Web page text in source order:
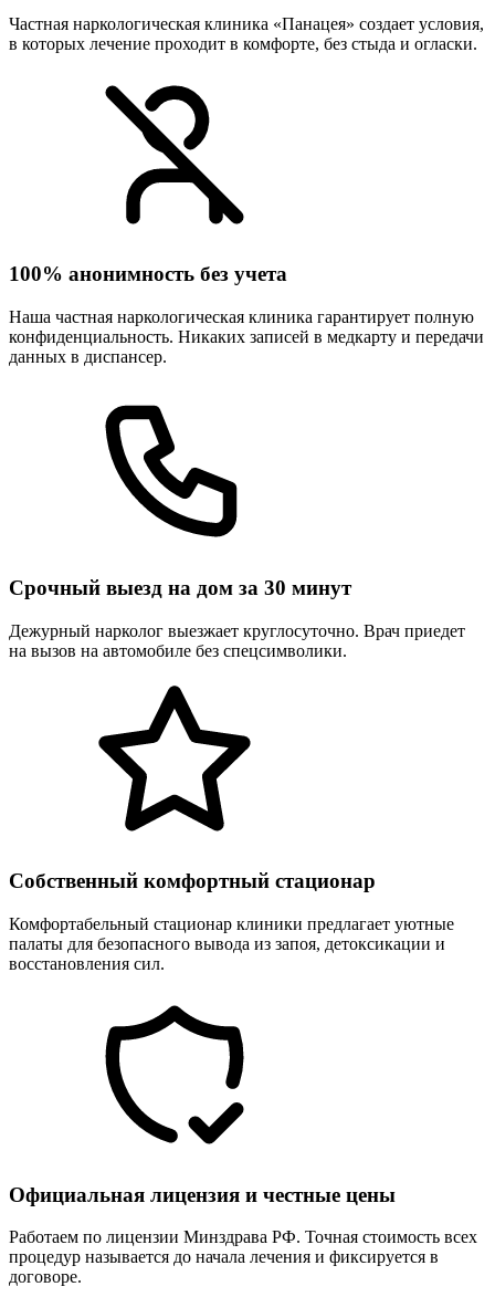
Частная наркологическая клиника «Панацея» создает условия,
в которых лечение проходит в комфорте, без стыда и огласки.
100% анонимность без учета
Наша частная наркологическая клиника гарантирует полную
конфиденциальность. Никаких записей в медкарту и передачи
данных в диспансер.
Срочный выезд на дом за 30 минут
Дежурный нарколог выезжает круглосуточно. Врач приедет
на вызов на автомобиле без спецсимволики.
Собственный комфортный стационар
Комфортабельный стационар клиники предлагает уютные
палаты для безопасного вывода из запоя, детоксикации и
восстановления сил.
Официальная лицензия и честные цены
Работаем по лицензии Минздрава РФ. Точная стоимость всех
процедур называется до начала лечения и фиксируется в
договоре.